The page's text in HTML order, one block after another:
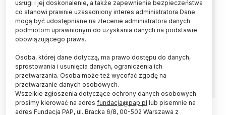
Kapituła Nagrody im. prof. Tadeusza
Kotarbińskiego wskazała w piątek pięć książek,
spośród których zostanie wybrane najlepsze
roku. Werdykt zostanie ogłoszony 26 listopada
podczas uroczystej gali w Filharmonii Łódzkiej.
usługi i jej doskonalenie, a także zapewnienie bezpieczeństwa
co stanowi prawnie uzasadniony interes administratora Dane
mogą być udostępniane na zlecenie administratora danych
podmiotom uprawnionym do uzyskania danych na podstawie
obowiązującego prawa.
Osoba, której dane dotyczą, ma prawo dostępu do danych,
sprostowania i usunięcia danych, ograniczenia ich
przetwarzania. Osoba może też wycofać zgodę na
przetwarzanie danych osobowych.
Wszelkie zgłoszenia dotyczące ochrony danych osobowych
prosimy kierować na adres fundacja@pap.pl lub pisemnie na
adres Fundacja PAP, ul. Bracka 6/8, 00-502 Warszawa z